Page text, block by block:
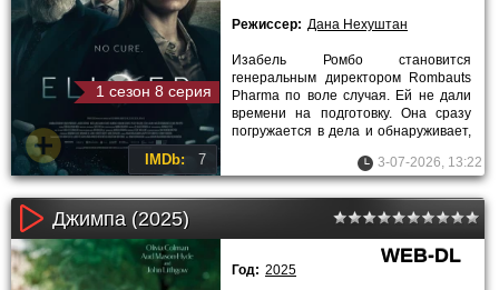
1 сезон 8 серия
IMDb: 7
Режиссер: Дана Нехуштан
Изабель Ромбо становится
генеральным директором Rombauts
Pharma по воле случая. Ей не дали
времени на подготовку. Она сразу
погружается в дела и обнаруживает,
3-07-2026, 13:22
Джимпа (2025)
WEB-DL
Год: 2025